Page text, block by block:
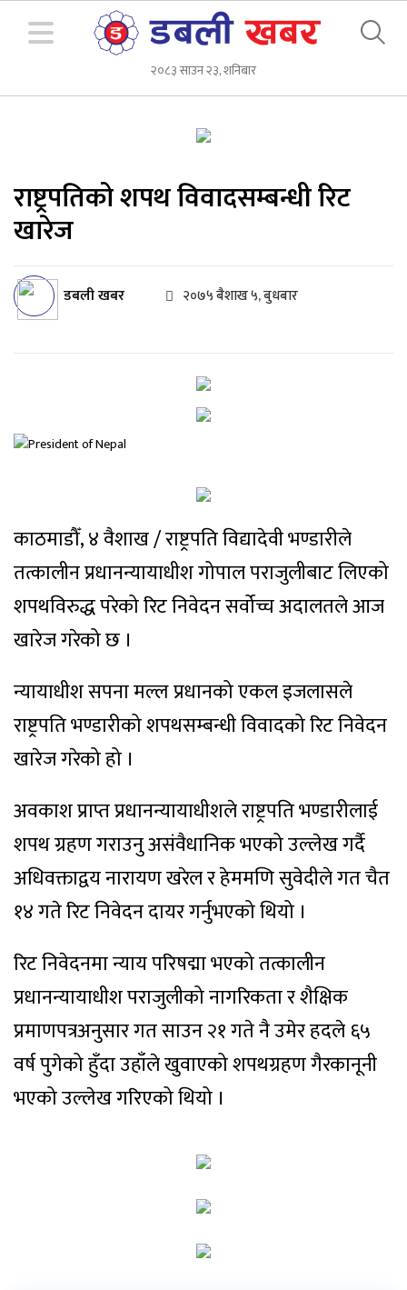
२०८३ साउन २३, शनिबार
राष्ट्रपतिको शपथ विवादसम्बन्धी रिट
खारेज
डबली खबर २०७५ बैशाख ५, बुधबार
काठमाडौँ, ४ वैशाख / राष्ट्रपति विद्यादेवी भण्डारीले
तत्कालीन प्रधानन्यायाधीश गोपाल पराजुलीबाट लिएको
शपथविरुद्ध परेको रिट निवेदन सर्वोच्च अदालतले आज
खारेज गरेको छ ।
न्यायाधीश सपना मल्ल प्रधानको एकल इजलासले
राष्ट्रपति भण्डारीको शपथसम्बन्धी विवादको रिट निवेदन
खारेज गरेको हो ।
अवकाश प्राप्त प्रधानन्यायाधीशले राष्ट्रपति भण्डारीलाई
शपथ ग्रहण गराउनु असंवैधानिक भएको उल्लेख गर्दै
अधिवक्ताद्वय नारायण खरेल र हेममणि सुवेदीले गत चैत
१४ गते रिट निवेदन दायर गर्नुभएको थियो ।
रिट निवेदनमा न्याय परिषद्मा भएको तत्कालीन
प्रधानन्यायाधीश पराजुलीको नागरिकता र शैक्षिक
प्रमाणपत्रअनुसार गत साउन २१ गते नै उमेर हदले ६५
वर्ष पुगेको हुँदा उहाँले खुवाएको शपथग्रहण गैरकानूनी
भएको उल्लेख गरिएको थियो ।